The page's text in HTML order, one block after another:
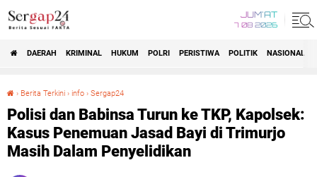
JUM'AT
7 08 2026
DAERAH KRIMINAL HUKUM POLRI PERISTIWA POLITIK NASIONAL
› Berita Terkini › info › Sergap24
Polisi dan Babinsa Turun ke TKP, Kapolsek:
Kasus Penemuan Jasad Bayi di Trimurjo
Masih Dalam Penyelidikan